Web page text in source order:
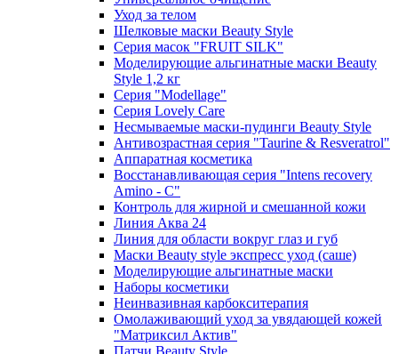
Уход за телом
Шелковые маски Beauty Style
Серия масок "FRUIT SILK"
Моделирующие альгинатные маски Beauty
Style 1,2 кг
Серия "Modellage"
Cерия Lovely Care
Несмываемые маски-пудинги Beauty Style
Антивозрастная серия "Taurine & Resveratrol"
Аппаратная косметика
Восстанавливающая серия "Intens recovery
Amino - C"
Контроль для жирной и смешанной кожи
Линия Аква 24
Линия для области вокруг глаз и губ
Маски Beauty style экспресс уход (саше)
Моделирующие альгинатные маски
Наборы косметики
Неинвазивная карбокситерапия
Омолаживающий уход за увядающей кожей
"Матриксил Актив"
Патчи Beauty Style